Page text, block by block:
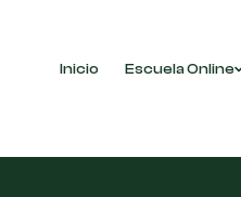
Inicio Escuela Online
productos que